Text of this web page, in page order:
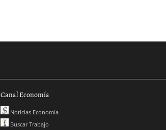
Canal Economía
Noticias Economía
Buscar Trabajo